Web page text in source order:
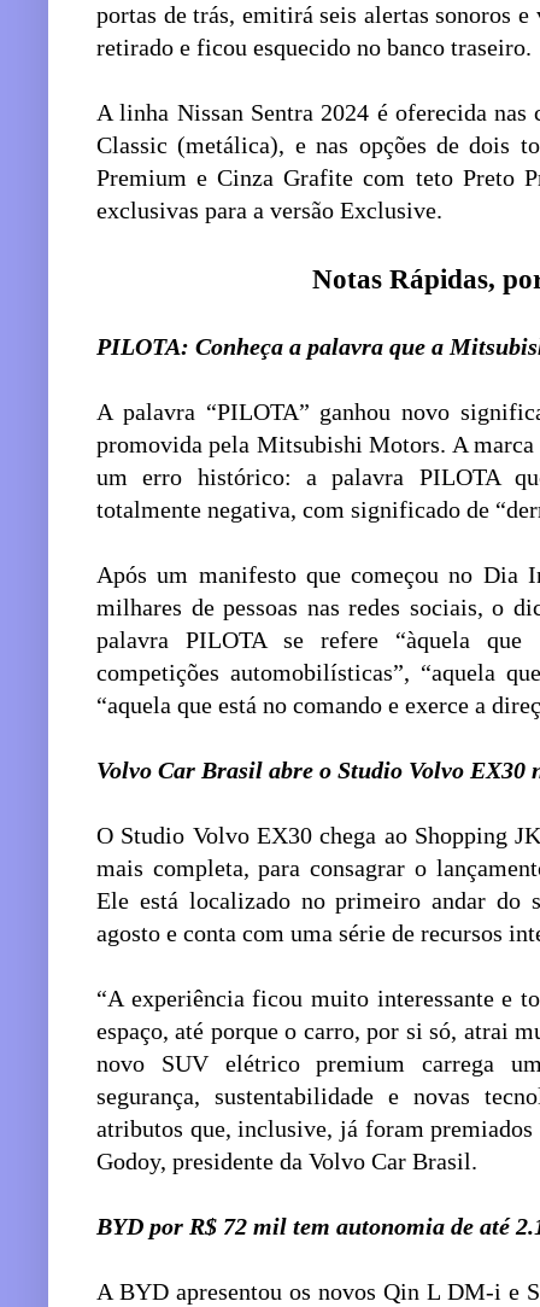
portas de trás, emitirá seis alertas sonoros
retirado e ficou esquecido no banco traseiro.
A linha Nissan Sentra 2024 é oferecida
Classic (metálica), e nas opções de dois
Premium e Cinza Grafite com teto Preto
exclusivas para a versão Exclusive.
Notas Rápidas,
PILOTA: Conheça a palavra que a
A palavra “PILOTA” ganhou novo
promovida pela Mitsubishi Motors. A
um erro histórico: a palavra PILOTA
totalmente negativa, com significado de
Após um manifesto que começou no Dia
milhares de pessoas nas redes sociais, o
palavra PILOTA se refere “àquela
competições automobilísticas”, “aquela
“aquela que está no comando e exerce a
Volvo Car Brasil abre o Studio Volvo EX30
O Studio Volvo EX30 chega ao Shopping
mais completa, para consagrar o
Ele está localizado no primeiro andar do
agosto e conta com uma série de recursos
“A experiência ficou muito interessante e
espaço, até porque o carro, por si só, atrai
novo SUV elétrico premium carrega
segurança, sustentabilidade e novas
atributos que, inclusive, já foram
Godoy, presidente da Volvo Car Brasil.
BYD por R$ 72 mil tem autonomia de até
A BYD apresentou os novos Qin L DM-i e